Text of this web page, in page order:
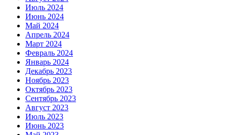
Июль 2024
Июнь 2024
Май 2024
Апрель 2024
Март 2024
Февраль 2024
Январь 2024
Декабрь 2023
Ноябрь 2023
Октябрь 2023
Сентябрь 2023
Август 2023
Июль 2023
Июнь 2023